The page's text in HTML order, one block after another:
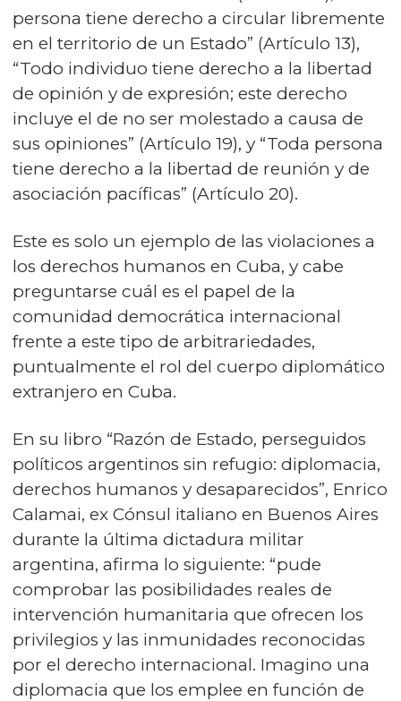
persona tiene derecho a circular libremente
en el territorio de un Estado” (Artículo 13),
“Todo individuo tiene derecho a la libertad
de opinión y de expresión; este derecho
incluye el de no ser molestado a causa de
sus opiniones” (Artículo 19), y “Toda persona
tiene derecho a la libertad de reunión y de
asociación pacíficas” (Artículo 20).
Este es solo un ejemplo de las violaciones a
los derechos humanos en Cuba, y cabe
preguntarse cuál es el papel de la
comunidad democrática internacional
frente a este tipo de arbitrariedades,
puntualmente el rol del cuerpo diplomático
extranjero en Cuba.
En su libro “Razón de Estado, perseguidos
políticos argentinos sin refugio: diplomacia,
derechos humanos y desaparecidos”, Enrico
Calamai, ex Cónsul italiano en Buenos Aires
durante la última dictadura militar
argentina, afirma lo siguiente: “pude
comprobar las posibilidades reales de
intervención humanitaria que ofrecen los
privilegios y las inmunidades reconocidas
por el derecho internacional. Imagino una
diplomacia que los emplee en función de